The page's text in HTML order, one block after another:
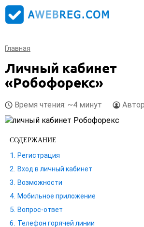
Главная
Личный кабинет
«Робофорекс»
Время чтения: ~4 минут
СОДЕРЖАНИЕ
Регистрация
Вход в личный кабинет
Возможности
Мобильное приложение
Вопрос-ответ
Телефон горячей линии